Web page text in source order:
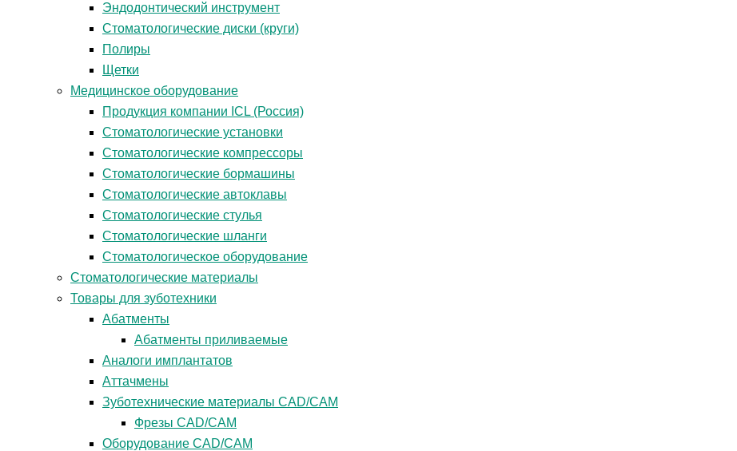
Эндодонтический инструмент
Стоматологические диски (круги)
Полиры
Щетки
Медицинское оборудование
Продукция компании ICL (Россия)
Стоматологические установки
Стоматологические компрессоры
Стоматологические бормашины
Стоматологические автоклавы
Стоматологические стулья
Стоматологические шланги
Стоматологическое оборудование
Стоматологические материалы
Товары для зуботехники
Абатменты
Абатменты приливаемые
Аналоги имплантатов
Аттачмены
Зуботехнические материалы CAD/CAM
Фрезы CAD/CAM
Оборудование CAD/CAM